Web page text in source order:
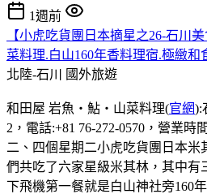
1週前
【小虎吃貨團日本摘星之26-石川
菜料理.白山160年香料理宿.極緻和
北陸-石川
國外旅遊
和田屋 岩魚・鮎・山菜料理(官網):
2，電話:+81 76-272-0570，營業時
二、四個星期二小虎吃貨團日本米
們共吃了六家星級米其林，其中有
下飛機第一餐就是白山神社旁160